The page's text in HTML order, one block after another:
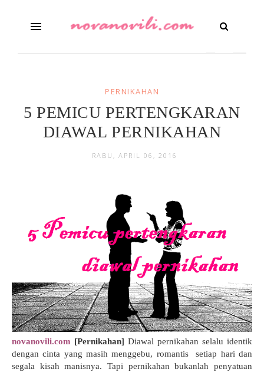
PERNIKAHAN
5 PEMICU PERTENGKARAN
DIAWAL PERNIKAHAN
RABU, APRIL 06, 2016
novanovili.com [Pernikahan] Diawal pernikahan selalu identik
dengan cinta yang masih menggebu, romantis
setiap hari dan
segala kisah manisnya. Tapi pernikahan bukanlah penyatuan